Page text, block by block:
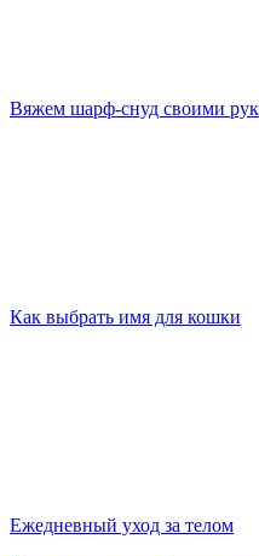
Вяжем шарф-снуд своими
Как выбрать имя для кошки
Ежедневный уход за телом